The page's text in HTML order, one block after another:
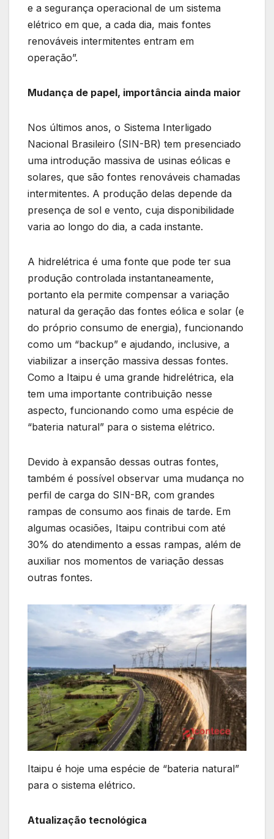
e a segurança operacional de um sistema
elétrico em que, a cada dia, mais fontes
renováveis intermitentes entram em
operação”.
Mudança de papel, importância ainda maior
Nos últimos anos, o Sistema Interligado
Nacional Brasileiro (SIN-BR) tem presenciado
uma introdução massiva de usinas eólicas e
solares, que são fontes renováveis chamadas
intermitentes. A produção delas depende da
presença de sol e vento, cuja disponibilidade
varia ao longo do dia, a cada instante.
A hidrelétrica é uma fonte que pode ter sua
produção controlada instantaneamente,
portanto ela permite compensar a variação
natural da geração das fontes eólica e solar (e
do próprio consumo de energia), funcionando
como um “backup” e ajudando, inclusive, a
viabilizar a inserção massiva dessas fontes.
Como a Itaipu é uma grande hidrelétrica, ela
tem uma importante contribuição nesse
aspecto, funcionando como uma espécie de
“bateria natural” para o sistema elétrico.
Devido à expansão dessas outras fontes,
também é possível observar uma mudança no
perfil de carga do SIN-BR, com grandes
rampas de consumo aos finais de tarde. Em
algumas ocasiões, Itaipu contribui com até
30% do atendimento a essas rampas, além de
auxiliar nos momentos de variação dessas
outras fontes.
Itaipu é hoje uma espécie de “bateria natural”
para o sistema elétrico.
Atualização tecnológica